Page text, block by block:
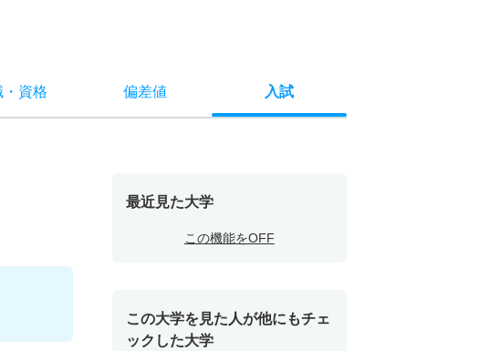
・ 資格 偏差値 入試
最近見た大学
この機能をOFF
この大学を見た人が他にもチェ
ックした大学